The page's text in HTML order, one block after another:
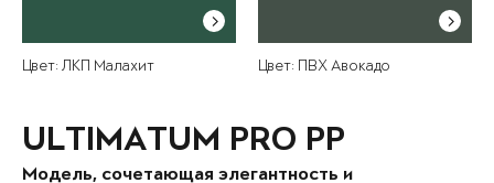
Цвет: ЛКП Малахит Цвет: ПВХ Авокадо
ULTIMATUM PRO PP
Модель, сочетающая элегантность и